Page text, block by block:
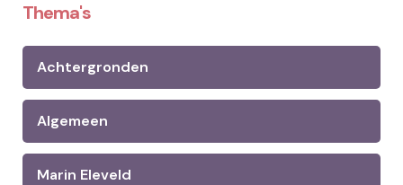
Thema's
Achtergronden
Algemeen
Marin Eleveld